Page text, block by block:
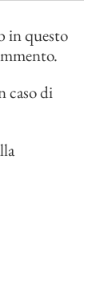
in questo
caso di